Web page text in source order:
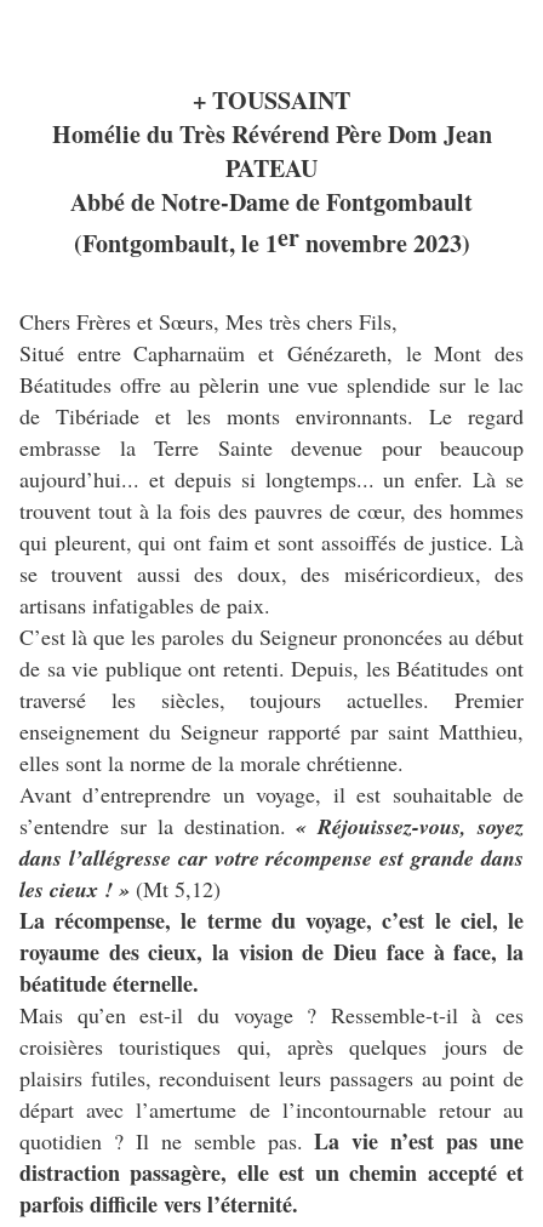
+ TOUSSAINT
Homélie du Très Révérend Père Dom Jean
PATEAU
Abbé de Notre-Dame de Fontgombault
(Fontgombault, le 1ernovembre 2023)
Chers Frères et Sœurs, Mes très chers Fils,
Situé entre Capharnaüm et Génézareth, le Mont des
Béatitudes offre au pèlerin une vue splendide sur le lac
de Tibériade et les monts environnants. Le regard
embrasse la Terre Sainte devenue pour beaucoup
aujourd’hui... et depuis si longtemps... un enfer. Là se
trouvent tout à la fois des pauvres de cœur, des hommes
qui pleurent, qui ont faim et sont assoiffés de justice. Là
se trouvent aussi des doux, des miséricordieux, des
artisans infatigables de paix.
C’est là que les paroles du Seigneur prononcées au début
de sa vie publique ont retenti. Depuis, les Béatitudes ont
traversé les siècles, toujours actuelles. Premier
enseignement du Seigneur rapporté par saint Matthieu,
elles sont la norme de la morale chrétienne.
Avant d’entreprendre un voyage, il est souhaitable de
s’entendre sur la destination.« Réjouissez-vous, soyez
dans l’allégresse car votre récompense est grande dans
les cieux ! » (Mt 5,12)
La récompense, le terme du voyage, c’est le ciel, le
royaume des cieux, la vision de Dieu face à face, la
béatitude éternelle.
Mais qu’en est-il du voyage ? Ressemble-t-il à ces
croisières touristiques qui, après quelques jours de
plaisirs futiles, reconduisent leurs passagers au point de
départ avec l’amertume de l’incontournable retour au
quotidien ? Il ne semble pas.La vie n’est pas une
distraction passagère, elle est un chemin accepté et
parfois difficile vers l’éternité.